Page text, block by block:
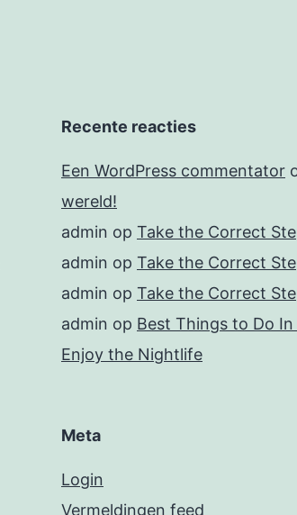
Recente reacties
Een WordPress commentator
wereld!
admin op Take the Correct
admin op Take the Correct
admin op Take the Correct
admin op Best Things to Do
Enjoy the Nightlife
Meta
Login
Vermeldingen feed